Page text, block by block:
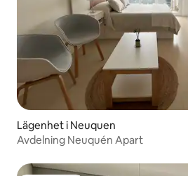
Lägenhet i Neuquen
Avdelning Neuquén Apart